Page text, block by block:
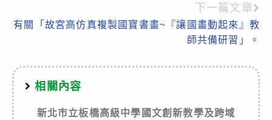
下一篇文章
有關「故宮高仿真複製國寶書畫~『讓國畫動起來』教
師共備研習」。
相關內容
新北市立板橋高級中學國文創新教學及跨域